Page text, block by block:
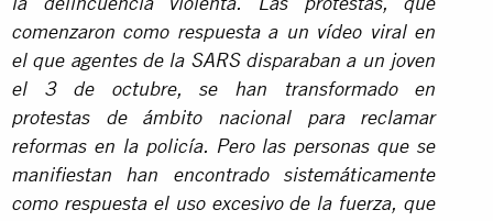
la delincuencia violenta. Las protestas, que
comenzaron como respuesta a un vídeo viral en
el que agentes de la SARS disparaban a un joven
el 3 de octubre, se han transformado en
protestas de ámbito nacional para reclamar
reformas en la policía. Pero las personas que se
manifiestan han encontrado sistemáticamente
como respuesta el uso excesivo de la fuerza, que